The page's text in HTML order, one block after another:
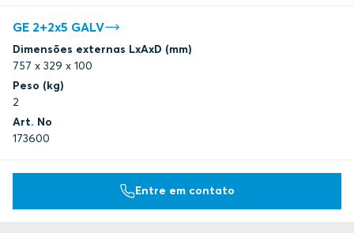
GE 2+2x5 GALV
Dimensões externas LxAxD (mm)
757 x 329 x 100
Peso (kg)
2
Art. No
173600
Entre em contato